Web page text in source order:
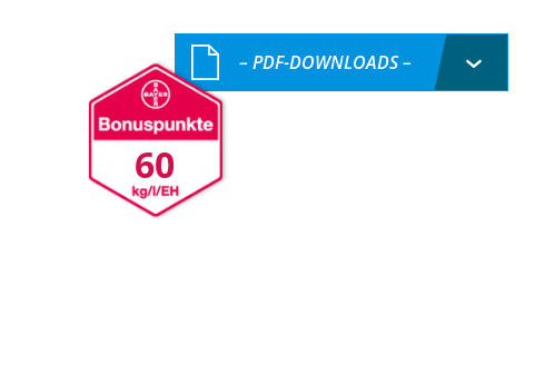
60
– PDF-DOWNLOADS –